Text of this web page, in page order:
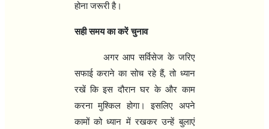
होना जरूरी है।
सही समय का करें चुनाव
अगर आप सर्विसेज के जरिए
सफाई कराने का सोच रहे हैं,तो ध्यान
रखें कि इस दौरान घर के और काम
करना मुश्किल होगा। इसलिए अपने
कामों को ध्यान में रखकर उन्हें बुलाएं